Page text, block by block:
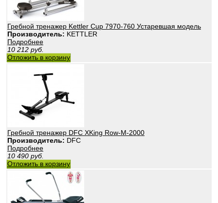
Гребной тренажер Kettler Cup 7970-760 Устаревшая модель
Производитель: KETTLER
Подробнее
10 212 руб.
Отложить в корзину
Гребной тренажер DFC XKing Row-M-2000
Производитель: DFC
Подробнее
10 490 руб.
Отложить в корзину